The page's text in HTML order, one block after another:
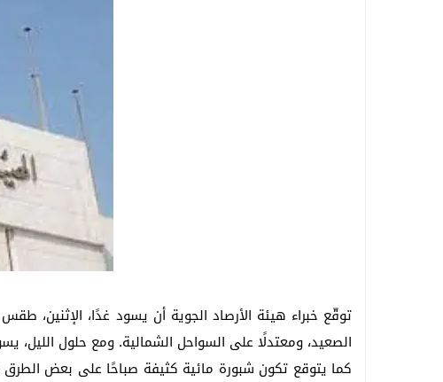
تجديد الثقة في الدكتور فرج البلاصي مديرًا
قطع المياه عن مناطق واسعة بالهرم فجر الجمعة
عاجل| غلق طريق مصر – أسوان الزراعي 4 أيام بالجيزة.. والمحافظة تعلن التحويلات المرورية الكاملة
توقّع خبراء هيئة الأرصاد الجوية أن يسود غدًا، الإثنين،
الصعيد، ومعتدلًا على السواحل الشمالية. ومع حلول
كما يتوقع تكون شبورة مائية كثيفة صباحًا على بعض الطرق